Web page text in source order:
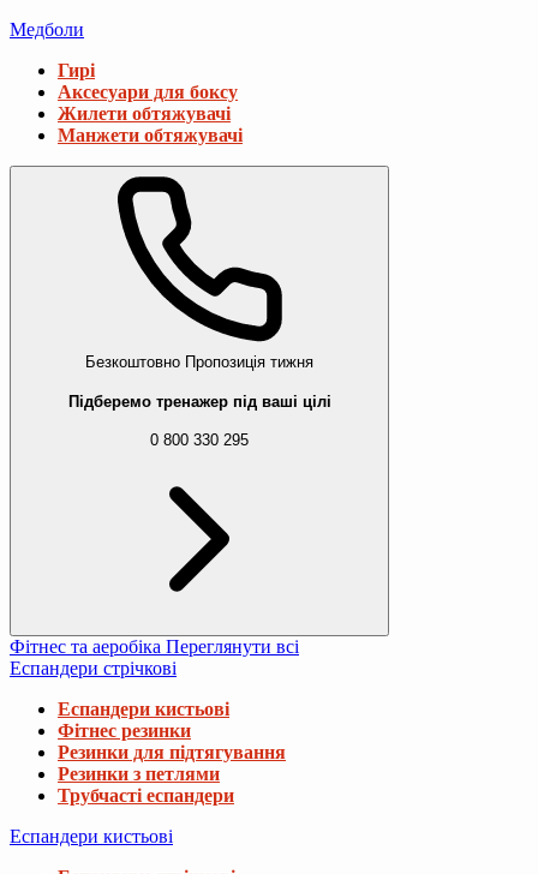
Медболи
Гирі
Аксесуари для боксу
Жилети обтяжувачі
Манжети обтяжувачі
Безкоштовно Пропозиція тижня
Підберемо тренажер під ваші цілі
0 800 330 295
Фітнес та аеробіка Переглянути всі
Еспандери стрічкові
Еспандери кистьові
Фітнес резинки
Резинки для підтягування
Резинки з петлями
Трубчасті еспандери
Еспандери кистьові